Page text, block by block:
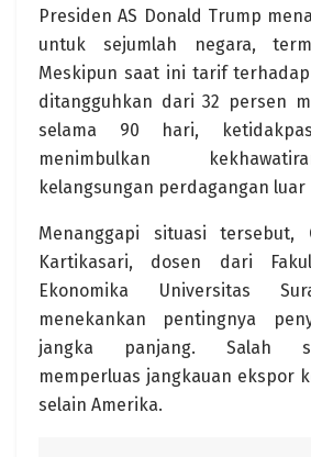
Presiden AS Donald Trump
untuk sejumlah negara,
Meskipun saat ini tarif
ditangguhkan dari 32 persen
selama 90 hari,
menimbulkan
kelangsungan perdagangan
Menanggapi situasi tersebut,
Kartikasari, dosen dari
Ekonomika Universitas
menekankan pentingnya
jangka panjang. Salah
memperluas jangkauan ekspor
selain Amerika.